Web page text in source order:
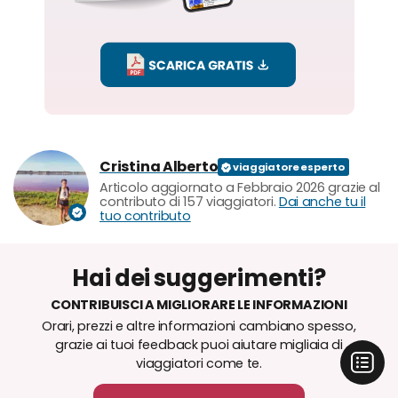
Cristina Alberto
Articolo aggiornato a Febbraio 2026 grazie al
contributo di 157 viaggiatori. Dai anche tu il
tuo contributo
Hai dei suggerimenti?
CONTRIBUISCI A MIGLIORARE LE INFORMAZIONI
Orari, prezzi e altre informazioni cambiano spesso,
grazie ai tuoi feedback puoi aiutare migliaia di
viaggiatori come te.